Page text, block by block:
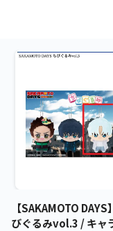
【SAKAMOTO
びぐるみvol.3 / キャ